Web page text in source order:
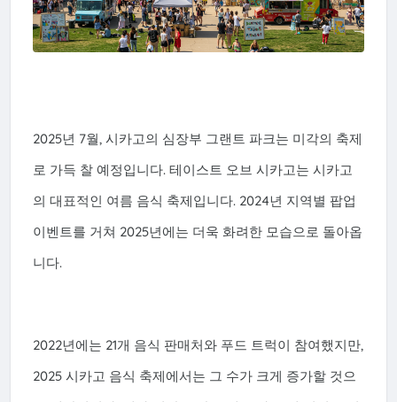
2025년 7월, 시카고의 심장부 그랜트 파크는 미각의 축제
로 가득 찰 예정입니다. 테이스트 오브 시카고는 시카고
의 대표적인 여름 음식 축제입니다. 2024년 지역별 팝업
이벤트를 거쳐 2025년에는 더욱 화려한 모습으로 돌아옵
니다.
2022년에는 21개 음식 판매처와 푸드 트럭이 참여했지만,
2025 시카고 음식 축제에서는 그 수가 크게 증가할 것으